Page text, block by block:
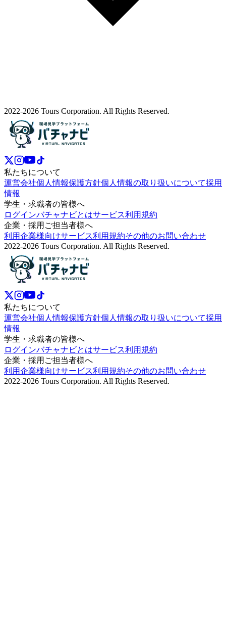
2022-2026 Tours Corporation. All Rights Reserved.
私たちについて
運営会社個人情報保護方針個人情報の取り扱いについて採用
情報
学生・求職者の皆様へ
ログインバチャナビとはサービス利用規約
企業・採用ご担当者様へ
利用企業様向けサービス利用規約その他のお問い合わせ
2022-2026 Tours Corporation. All Rights Reserved.
私たちについて
運営会社個人情報保護方針個人情報の取り扱いについて採用
情報
学生・求職者の皆様へ
ログインバチャナビとはサービス利用規約
企業・採用ご担当者様へ
利用企業様向けサービス利用規約その他のお問い合わせ
2022-2026 Tours Corporation. All Rights Reserved.